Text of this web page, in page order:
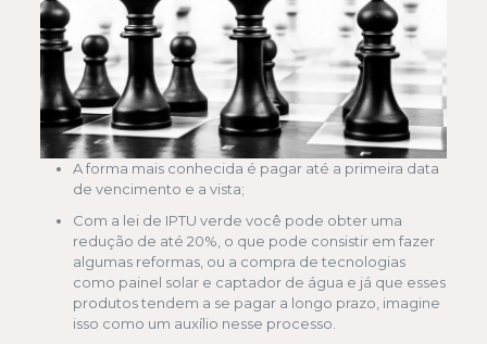
A forma mais conhecida é pagar até a primeira data
de vencimento e a vista;
Com a lei de IPTU verde você pode obter uma
redução de até 20%, o que pode consistir em fazer
algumas reformas, ou a compra de tecnologias
como painel solar e captador de água e já que esses
produtos tendem a se pagar a longo prazo, imagine
isso como um auxílio nesse processo.